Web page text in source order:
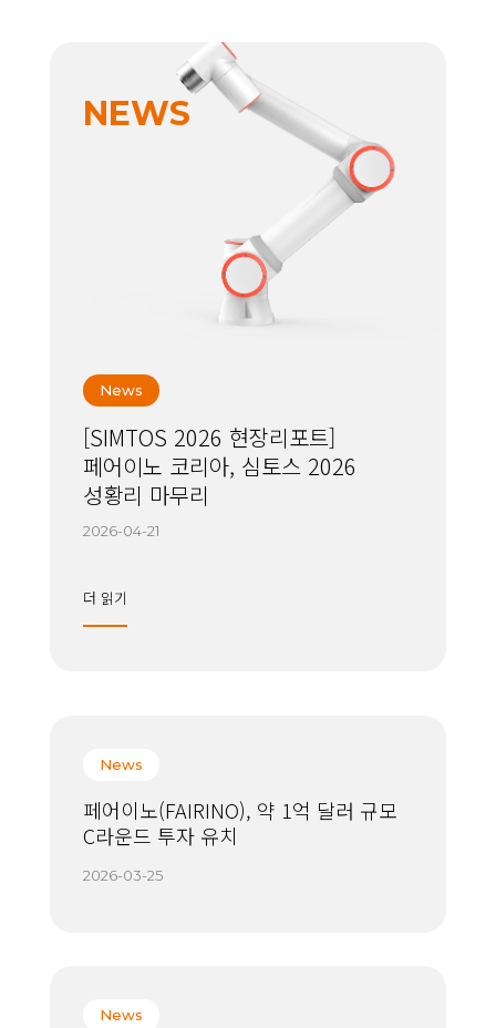
NEWS
News
[SIMTOS 2026 현장리포트]
페어이노 코리아, 심토스 2026
성황리 마무리
2026-04-21
더 읽기
News
페어이노(FAIRINO), 약 1억 달러 규모
C라운드 투자 유치
2026-03-25
News